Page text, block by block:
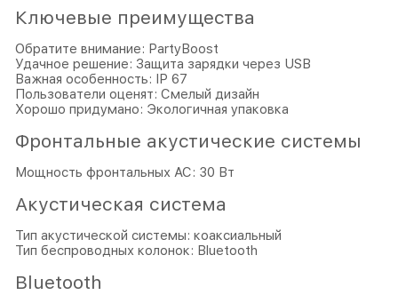
Ключевые преимущества
Обратите внимание: PartyBoost
Удачное решение: Защита зарядки через USB
Важная особенность: IP 67
Пользователи оценят: Смелый дизайн
Хорошо придумано: Экологичная упаковка
Фронтальные акустические системы
Мощность фронтальных АС: 30 Вт
Акустическая система
Тип акустической системы: коаксиальный
Тип беспроводных колонок: Bluetooth
Bluetooth